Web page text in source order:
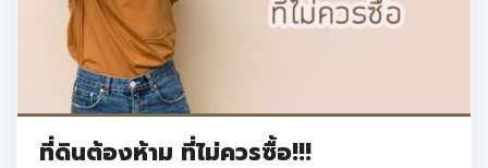
ที่ดินต้องห้าม ที่ไม่ควรซื้อ!!!